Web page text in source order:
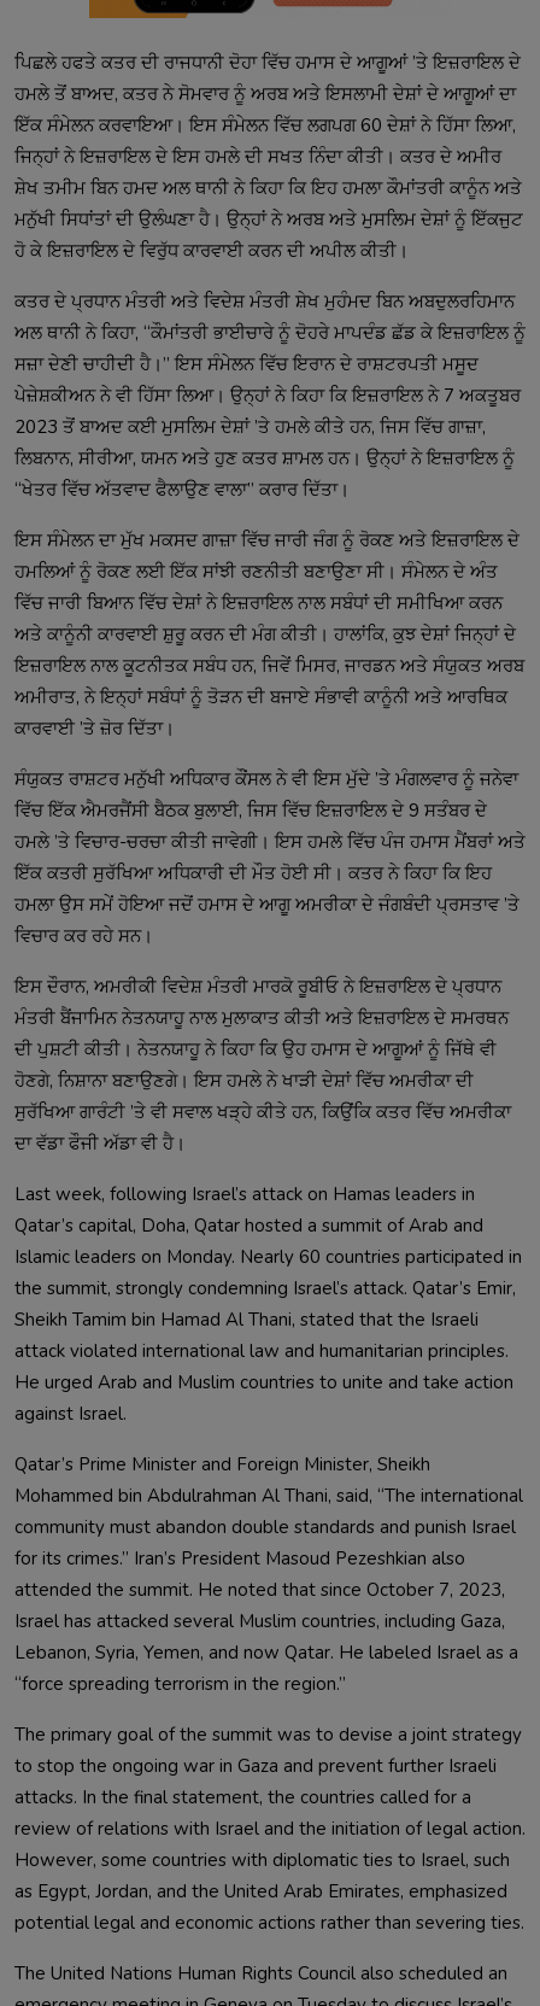
ਪਿਛਲੇ ਹਫਤੇ ਕਤਰ ਦੀ ਰਾਜਧਾਨੀ ਦੋਹਾ ਵਿੱਚ ਹਮਾਸ ਦੇ ਆਗੂਆਂ ’ਤੇ ਇਜ਼ਰਾਇਲ ਦੇ
ਹਮਲੇ ਤੋਂ ਬਾਅਦ, ਕਤਰ ਨੇ ਸੋਮਵਾਰ ਨੂੰ ਅਰਬ ਅਤੇ ਇਸਲਾਮੀ ਦੇਸ਼ਾਂ ਦੇ ਆਗੂਆਂ ਦਾ
ਇੱਕ ਸੰਮੇਲਨ ਕਰਵਾਇਆ। ਇਸ ਸੰਮੇਲਨ ਵਿੱਚ ਲਗਪਗ 60 ਦੇਸ਼ਾਂ ਨੇ ਹਿੱਸਾ ਲਿਆ,
ਜਿਨ੍ਹਾਂ ਨੇ ਇਜ਼ਰਾਇਲ ਦੇ ਇਸ ਹਮਲੇ ਦੀ ਸਖਤ ਨਿੰਦਾ ਕੀਤੀ। ਕਤਰ ਦੇ ਅਮੀਰ
ਸ਼ੇਖ ਤਮੀਮ ਬਿਨ ਹਮਦ ਅਲ ਥਾਨੀ ਨੇ ਕਿਹਾ ਕਿ ਇਹ ਹਮਲਾ ਕੌਮਾਂਤਰੀ ਕਾਨੂੰਨ ਅਤੇ
ਮਨੁੱਖੀ ਸਿਧਾਂਤਾਂ ਦੀ ਉਲੰਘਣਾ ਹੈ। ਉਨ੍ਹਾਂ ਨੇ ਅਰਬ ਅਤੇ ਮੁਸਲਿਮ ਦੇਸ਼ਾਂ ਨੂੰ ਇੱਕਜੁਟ
ਹੋ ਕੇ ਇਜ਼ਰਾਇਲ ਦੇ ਵਿਰੁੱਧ ਕਾਰਵਾਈ ਕਰਨ ਦੀ ਅਪੀਲ ਕੀਤੀ।
ਕਤਰ ਦੇ ਪ੍ਰਧਾਨ ਮੰਤਰੀ ਅਤੇ ਵਿਦੇਸ਼ ਮੰਤਰੀ ਸ਼ੇਖ ਮੁਹੰਮਦ ਬਿਨ ਅਬਦੁਲਰਹਿਮਾਨ
ਅਲ ਥਾਨੀ ਨੇ ਕਿਹਾ, “ਕੌਮਾਂਤਰੀ ਭਾਈਚਾਰੇ ਨੂੰ ਦੋਹਰੇ ਮਾਪਦੰਡ ਛੱਡ ਕੇ ਇਜ਼ਰਾਇਲ ਨੂੰ
ਸਜ਼ਾ ਦੇਣੀ ਚਾਹੀਦੀ ਹੈ।” ਇਸ ਸੰਮੇਲਨ ਵਿੱਚ ਇਰਾਨ ਦੇ ਰਾਸ਼ਟਰਪਤੀ ਮਸੂਦ
ਪੇਜ਼ੇਸ਼ਕੀਅਨ ਨੇ ਵੀ ਹਿੱਸਾ ਲਿਆ। ਉਨ੍ਹਾਂ ਨੇ ਕਿਹਾ ਕਿ ਇਜ਼ਰਾਇਲ ਨੇ 7 ਅਕਤੂਬਰ
2023 ਤੋਂ ਬਾਅਦ ਕਈ ਮੁਸਲਿਮ ਦੇਸ਼ਾਂ ’ਤੇ ਹਮਲੇ ਕੀਤੇ ਹਨ, ਜਿਸ ਵਿੱਚ ਗਾਜ਼ਾ,
ਲਿਬਨਾਨ, ਸੀਰੀਆ, ਯਮਨ ਅਤੇ ਹੁਣ ਕਤਰ ਸ਼ਾਮਲ ਹਨ। ਉਨ੍ਹਾਂ ਨੇ ਇਜ਼ਰਾਇਲ ਨੂੰ
“ਖੇਤਰ ਵਿੱਚ ਅੱਤਵਾਦ ਫੈਲਾਉਣ ਵਾਲਾ” ਕਰਾਰ ਦਿੱਤਾ।
ਇਸ ਸੰਮੇਲਨ ਦਾ ਮੁੱਖ ਮਕਸਦ ਗਾਜ਼ਾ ਵਿੱਚ ਜਾਰੀ ਜੰਗ ਨੂੰ ਰੋਕਣ ਅਤੇ ਇਜ਼ਰਾਇਲ ਦੇ
ਹਮਲਿਆਂ ਨੂੰ ਰੋਕਣ ਲਈ ਇੱਕ ਸਾਂਝੀ ਰਣਨੀਤੀ ਬਣਾਉਣਾ ਸੀ। ਸੰਮੇਲਨ ਦੇ ਅੰਤ
ਵਿੱਚ ਜਾਰੀ ਬਿਆਨ ਵਿੱਚ ਦੇਸ਼ਾਂ ਨੇ ਇਜ਼ਰਾਇਲ ਨਾਲ ਸਬੰਧਾਂ ਦੀ ਸਮੀਖਿਆ ਕਰਨ
ਅਤੇ ਕਾਨੂੰਨੀ ਕਾਰਵਾਈ ਸ਼ੁਰੂ ਕਰਨ ਦੀ ਮੰਗ ਕੀਤੀ। ਹਾਲਾਂਕਿ, ਕੁਝ ਦੇਸ਼ਾਂ ਜਿਨ੍ਹਾਂ ਦੇ
ਇਜ਼ਰਾਇਲ ਨਾਲ ਕੂਟਨੀਤਕ ਸਬੰਧ ਹਨ, ਜਿਵੇਂ ਮਿਸਰ, ਜਾਰਡਨ ਅਤੇ ਸੰਯੁਕਤ ਅਰਬ
ਅਮੀਰਾਤ, ਨੇ ਇਨ੍ਹਾਂ ਸਬੰਧਾਂ ਨੂੰ ਤੋੜਨ ਦੀ ਬਜਾਏ ਸੰਭਾਵੀ ਕਾਨੂੰਨੀ ਅਤੇ ਆਰਥਿਕ
ਕਾਰਵਾਈ ’ਤੇ ਜ਼ੋਰ ਦਿੱਤਾ।
ਸੰਯੁਕਤ ਰਾਸ਼ਟਰ ਮਨੁੱਖੀ ਅਧਿਕਾਰ ਕੌਂਸਲ ਨੇ ਵੀ ਇਸ ਮੁੱਦੇ ’ਤੇ ਮੰਗਲਵਾਰ ਨੂੰ ਜਨੇਵਾ
ਵਿੱਚ ਇੱਕ ਐਮਰਜੈਂਸੀ ਬੈਠਕ ਬੁਲਾਈ, ਜਿਸ ਵਿੱਚ ਇਜ਼ਰਾਇਲ ਦੇ 9 ਸਤੰਬਰ ਦੇ
ਹਮਲੇ ’ਤੇ ਵਿਚਾਰ-ਚਰਚਾ ਕੀਤੀ ਜਾਵੇਗੀ। ਇਸ ਹਮਲੇ ਵਿੱਚ ਪੰਜ ਹਮਾਸ ਮੈਂਬਰਾਂ ਅਤੇ
ਇੱਕ ਕਤਰੀ ਸੁਰੱਖਿਆ ਅਧਿਕਾਰੀ ਦੀ ਮੌਤ ਹੋਈ ਸੀ। ਕਤਰ ਨੇ ਕਿਹਾ ਕਿ ਇਹ
ਹਮਲਾ ਉਸ ਸਮੇਂ ਹੋਇਆ ਜਦੋਂ ਹਮਾਸ ਦੇ ਆਗੂ ਅਮਰੀਕਾ ਦੇ ਜੰਗਬੰਦੀ ਪ੍ਰਸਤਾਵ ’ਤੇ
ਵਿਚਾਰ ਕਰ ਰਹੇ ਸਨ।
ਇਸ ਦੌਰਾਨ, ਅਮਰੀਕੀ ਵਿਦੇਸ਼ ਮੰਤਰੀ ਮਾਰਕੋ ਰੂਬੀਓ ਨੇ ਇਜ਼ਰਾਇਲ ਦੇ ਪ੍ਰਧਾਨ
ਮੰਤਰੀ ਬੈਂਜਾਮਿਨ ਨੇਤਨਯਾਹੂ ਨਾਲ ਮੁਲਾਕਾਤ ਕੀਤੀ ਅਤੇ ਇਜ਼ਰਾਇਲ ਦੇ ਸਮਰਥਨ
ਦੀ ਪੁਸ਼ਟੀ ਕੀਤੀ। ਨੇਤਨਯਾਹੂ ਨੇ ਕਿਹਾ ਕਿ ਉਹ ਹਮਾਸ ਦੇ ਆਗੂਆਂ ਨੂੰ ਜਿੱਥੇ ਵੀ
ਹੋਣਗੇ, ਨਿਸ਼ਾਨਾ ਬਣਾਉਣਗੇ। ਇਸ ਹਮਲੇ ਨੇ ਖਾੜੀ ਦੇਸ਼ਾਂ ਵਿੱਚ ਅਮਰੀਕਾ ਦੀ
ਸੁਰੱਖਿਆ ਗਾਰੰਟੀ ’ਤੇ ਵੀ ਸਵਾਲ ਖੜ੍ਹੇ ਕੀਤੇ ਹਨ, ਕਿਉਂਕਿ ਕਤਰ ਵਿੱਚ ਅਮਰੀਕਾ
ਦਾ ਵੱਡਾ ਫੌਜੀ ਅੱਡਾ ਵੀ ਹੈ।
Last week, following Israel’s attack on Hamas leaders in
Qatar’s capital, Doha, Qatar hosted a summit of Arab and
Islamic leaders on Monday. Nearly 60 countries participated in
the summit, strongly condemning Israel’s attack. Qatar’s Emir,
Sheikh Tamim bin Hamad Al Thani, stated that the Israeli
attack violated international law and humanitarian principles.
He urged Arab and Muslim countries to unite and take action
against Israel.
Qatar’s Prime Minister and Foreign Minister, Sheikh
Mohammed bin Abdulrahman Al Thani, said, “The international
community must abandon double standards and punish Israel
for its crimes.” Iran’s President Masoud Pezeshkian also
attended the summit. He noted that since October 7, 2023,
Israel has attacked several Muslim countries, including Gaza,
Lebanon, Syria, Yemen, and now Qatar. He labeled Israel as a
“force spreading terrorism in the region.”
The primary goal of the summit was to devise a joint strategy
to stop the ongoing war in Gaza and prevent further Israeli
attacks. In the final statement, the countries called for a
review of relations with Israel and the initiation of legal action.
However, some countries with diplomatic ties to Israel, such
as Egypt, Jordan, and the United Arab Emirates, emphasized
potential legal and economic actions rather than severing ties.
The United Nations Human Rights Council also scheduled an